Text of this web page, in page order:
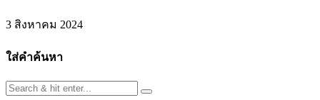
3 สิงหาคม 2024
ใส่คำค้นหา